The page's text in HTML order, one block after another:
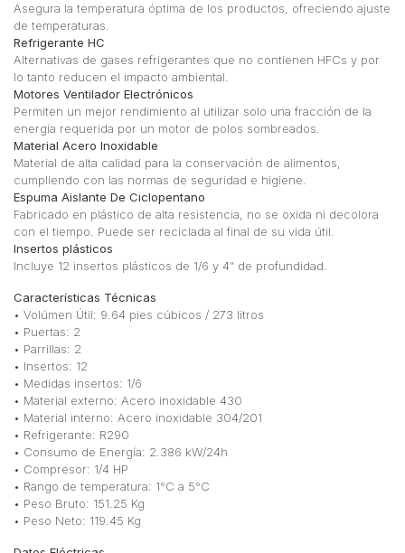
Asegura la temperatura óptima de los productos, ofreciendo ajuste
de temperaturas.
Refrigerante HC
Alternativas de gases refrigerantes que no contienen HFCs y por
lo tanto reducen el impacto ambiental.
Motores Ventilador Electrónicos
Permiten un mejor rendimiento al utilizar solo una fracción de la
energía requerida por un motor de polos sombreados.
Material Acero Inoxidable
Material de alta calidad para la conservación de alimentos,
cumpliendo con las normas de seguridad e higiene.
Espuma Aislante De Ciclopentano
Fabricado en plástico de alta resistencia, no se oxida ni decolora
con el tiempo. Puede ser reciclada al final de su vida útil.
Insertos plásticos
Incluye 12 insertos plásticos de 1/6 y 4” de profundidad.
Características Técnicas
• Volúmen Útil: 9.64 pies cúbicos / 273 litros
• Puertas: 2
• Parrillas: 2
• Insertos: 12
• Medidas insertos: 1/6
• Material externo: Acero inoxidable 430
• Material interno: Acero inoxidable 304/201
• Refrigerante: R290
• Consumo de Energía: 2.386 kW/24h
• Compresor: 1/4 HP
• Rango de temperatura: 1°C a 5°C
• Peso Bruto: 151.25 Kg
• Peso Neto: 119.45 Kg